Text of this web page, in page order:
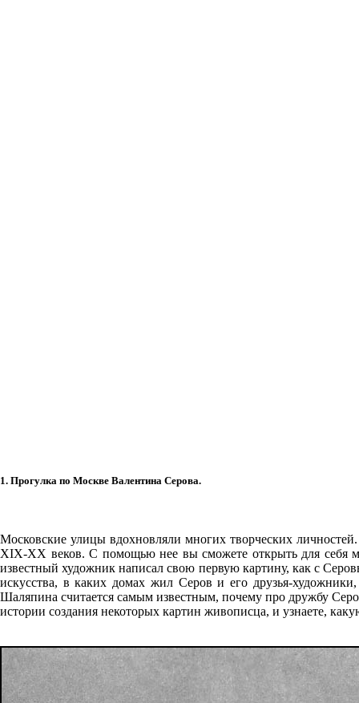
1. Прогулка по Москве Валентина Серова.
Московские улицы вдохновляли многих творческих
XIX-XX веков. С помощью нее вы сможете открыть для себя
известный художник написал свою первую картину, как с
искусства, в каких домах жил Серов и его друзья-
Шаляпина считается самым известным, почему про дружбу
истории создания некоторых картин живописца, и узнаете,